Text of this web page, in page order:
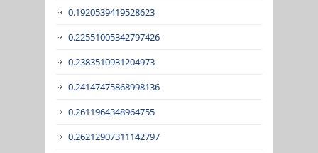
0.1920539419528623
0.22551005342797426
0.2383510931204973
0.24147475868998136
0.2611964348964755
0.26212907311142797